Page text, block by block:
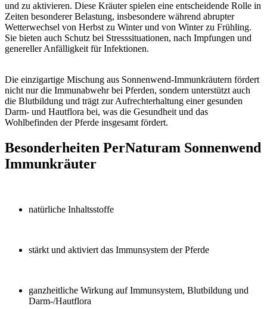
und zu aktivieren. Diese Kräuter spielen eine entscheidende Rolle in
Zeiten besonderer Belastung, insbesondere während abrupter
Wetterwechsel von Herbst zu Winter und von Winter zu Frühling.
Sie bieten auch Schutz bei Stresssituationen, nach Impfungen und
genereller Anfälligkeit für Infektionen.
Die einzigartige Mischung aus Sonnenwend-Immunkräutern fördert
nicht nur die Immunabwehr bei Pferden, sondern unterstützt auch
die Blutbildung und trägt zur Aufrechterhaltung einer gesunden
Darm- und Hautflora bei, was die Gesundheit und das
Wohlbefinden der Pferde insgesamt fördert.
Besonderheiten PerNaturam Sonnenwend
Immunkräuter
natürliche Inhaltsstoffe
stärkt und aktiviert das Immunsystem der Pferde
ganzheitliche Wirkung auf Immunsystem, Blutbildung und
Darm-/Hautflora